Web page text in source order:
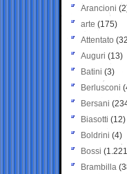
Arancioni
arte (175)
Attentato
Auguri (13)
Batini (3)
Berlusconi
Bersani
Biasotti (12)
Boldrini (4)
Bossi
Brambilla